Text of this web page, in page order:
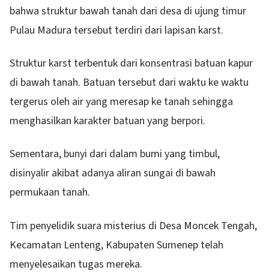
bahwa struktur bawah tanah dari desa di ujung timur
Pulau Madura tersebut terdiri dari lapisan karst.
Struktur karst terbentuk dari konsentrasi batuan kapur
di bawah tanah. Batuan tersebut dari waktu ke waktu
tergerus oleh air yang meresap ke tanah sehingga
menghasilkan karakter batuan yang berpori.
Sementara, bunyi dari dalam bumi yang timbul,
disinyalir akibat adanya aliran sungai di bawah
permukaan tanah.
Tim penyelidik suara misterius di Desa Moncek Tengah,
Kecamatan Lenteng, Kabupaten Sumenep telah
menyelesaikan tugas mereka.